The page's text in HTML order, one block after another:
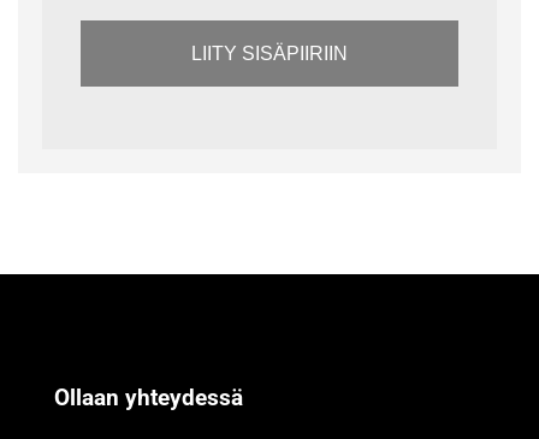
LIITY SISÄPIIRIIN
Ollaan yhteydessä